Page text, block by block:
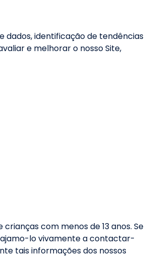
dados, identificação de tendências
e melhorar o nosso Site,
com menos de 13 anos. Se
lo vivamente a contactar-
tais informações dos nossos